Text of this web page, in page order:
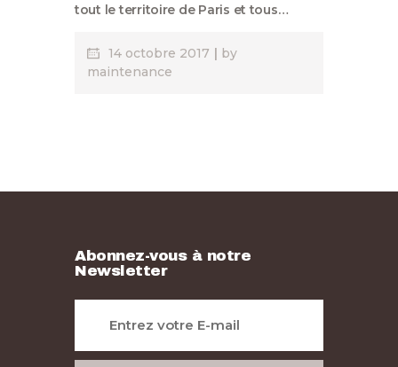
tout le territoire de Paris et tous…
14 octobre 2017
by
maintenance
Abonnez-vous à notre
Newsletter